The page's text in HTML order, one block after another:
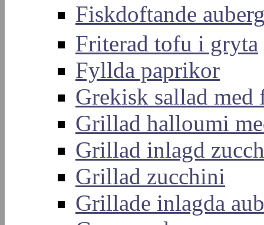
Fiskdoftande
Friterad tofu i gryta
Fyllda paprikor
Grekisk sallad med
Grillad halloumi
Grillad inlagd
Grillad zucchini
Grillade inlagda